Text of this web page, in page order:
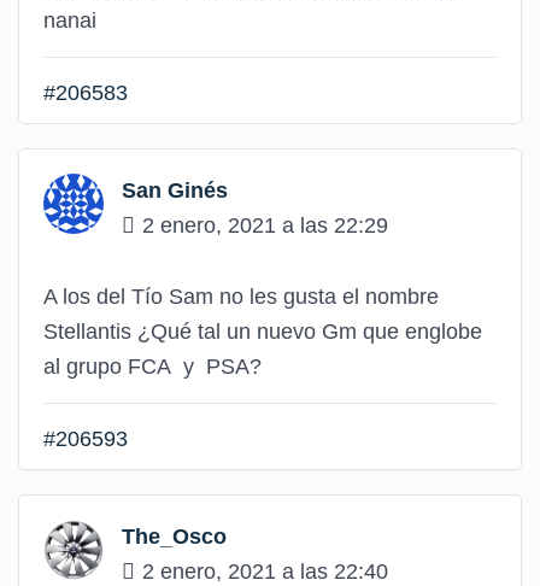
nanai
#206583
San Ginés
2 enero, 2021 a las 22:29
A los del Tío Sam no les gusta el nombre
Stellantis ¿Qué tal un nuevo Gm que englobe
al grupo FCA y PSA?
#206593
The_Osco
2 enero, 2021 a las 22:40